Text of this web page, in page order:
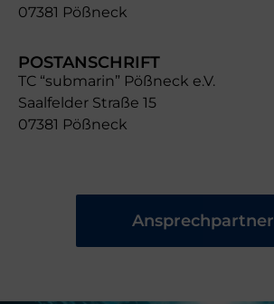
07381 Pößneck
POSTANSCHRIFT
TC “submarin” Pößneck e.V.
Saalfelder Straße 15
07381 Pößneck
Ansprechpartner